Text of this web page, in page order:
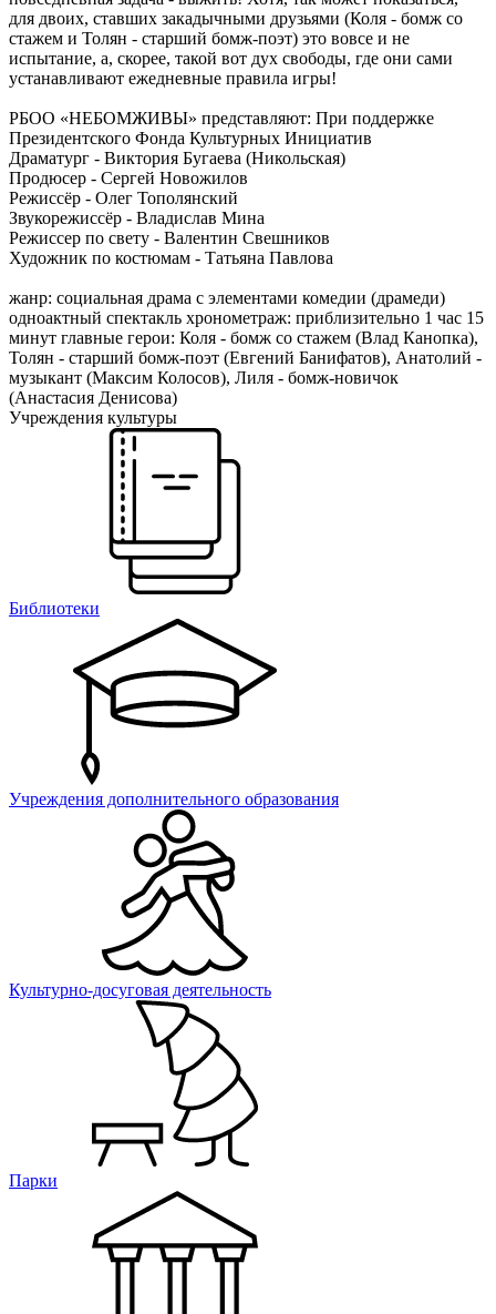
для двоих, ставших закадычными друзьями (Коля - бомж со
стажем и Толян - старший бомж-поэт) это вовсе и не
испытание, а, скорее, такой вот дух свободы, где они сами
устанавливают ежедневные правила игры!
РБОО «НЕБОМЖИВЫ» представляют: При поддержке
Президентского Фонда Культурных Инициатив
Драматург - Виктория Бугаева (Никольская)
Продюсер - Сергей Новожилов
Режиссёр - Олег Тополянский
Звукорежиссёр - Владислав Мина
Режиссер по свету - Валентин Свешников
Художник по костюмам - Татьяна Павлова
жанр: социальная драма с элементами комедии (драмеди)
одноактный спектакль хронометраж: приблизительно 1 час 15
минут главные герои: Коля - бомж со стажем (Влад Канопка),
Толян - старший бомж-поэт (Евгений Банифатов), Анатолий -
музыкант (Максим Колосов), Лиля - бомж-новичок
(Анастасия Денисова)
Учреждения культуры
Библиотеки
Учреждения дополнительного образования
Культурно-досуговая деятельность
Парки